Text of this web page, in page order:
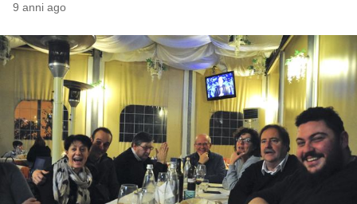
9 anni ago